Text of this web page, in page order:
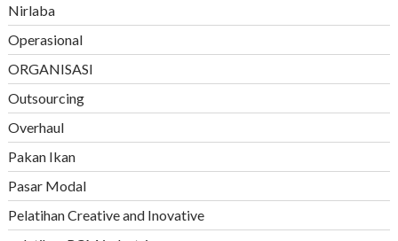
Nirlaba
Operasional
ORGANISASI
Outsourcing
Overhaul
Pakan Ikan
Pasar Modal
Pelatihan Creative and Inovative